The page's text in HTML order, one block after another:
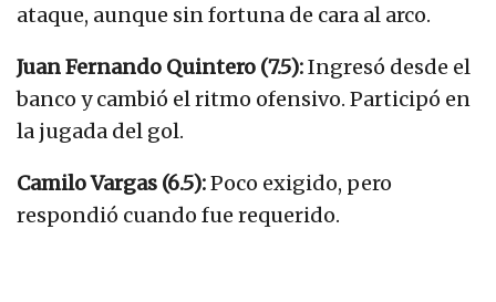
ataque, aunque sin fortuna de cara al arco.
Juan Fernando Quintero (7.5):Ingresó desde el
banco y cambió el ritmo ofensivo. Participó en
la jugada del gol.
Camilo Vargas (6.5):Poco exigido, pero
respondió cuando fue requerido.